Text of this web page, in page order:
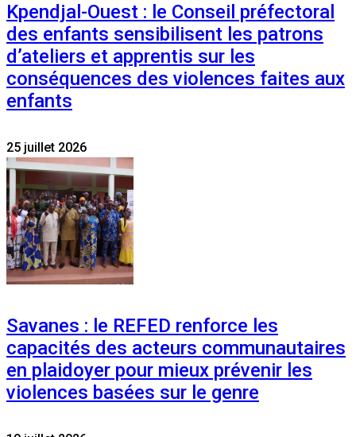
Kpendjal-Ouest : le Conseil préfectoral
des enfants sensibilisent les patrons
d’ateliers et apprentis sur les
conséquences des violences faites aux
enfants
25 juillet 2026
Savanes : le REFED renforce les
capacités des acteurs communautaires
en plaidoyer pour mieux prévenir les
violences basées sur le genre